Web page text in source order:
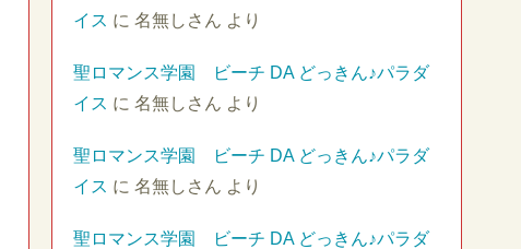
イス に 名無しさん より
聖ロマンス学園 ビーチ DA どっきん♪パラダ
イス に 名無しさん より
聖ロマンス学園 ビーチ DA どっきん♪パラダ
イス に 名無しさん より
聖ロマンス学園 ビーチ DA どっきん♪パラダ